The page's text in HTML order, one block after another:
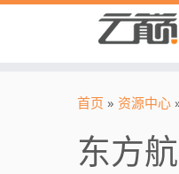
首页 » 资源中心
东方